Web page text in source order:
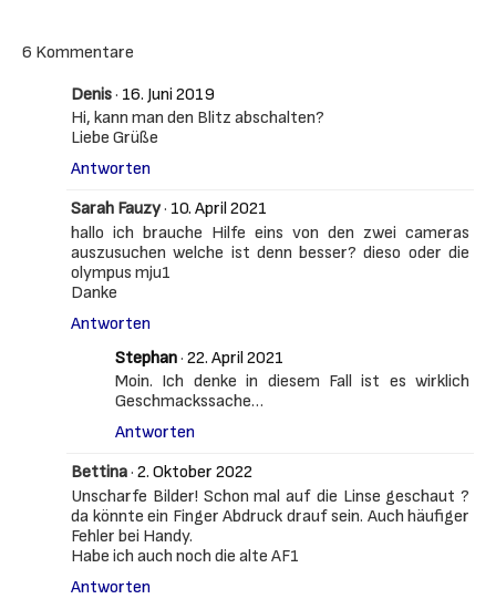
6 Kommentare
Denis· 16. Juni 2019
Hi, kann man den Blitz abschalten?
Liebe Grüße
Antworten
Sarah Fauzy· 10. April 2021
hallo ich brauche Hilfe eins von den zwei cameras
auszusuchen welche ist denn besser? dieso oder die
olympus mju1
Danke
Antworten
Stephan· 22. April 2021
Moin. Ich denke in diesem Fall ist es wirklich
Geschmackssache…
Antworten
Bettina· 2. Oktober 2022
Unscharfe Bilder! Schon mal auf die Linse geschaut ?
da könnte ein Finger Abdruck drauf sein. Auch häufiger
Fehler bei Handy.
Habe ich auch noch die alte AF1
Antworten